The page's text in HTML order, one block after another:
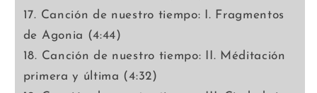
17. Canción de nuestro tiempo: I. Fragmentos
de Agonia (4:44)
18. Canción de nuestro tiempo: II. Méditación
primera y última (4:32)